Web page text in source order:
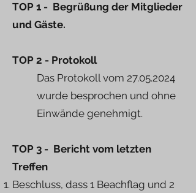
TOP 1 - Begrüßung der Mitglieder
und Gäste.
TOP 2 - Protokoll
Das Protokoll vom 27.05.2024
wurde besprochen und ohne
Einwände genehmigt.
TOP 3 - Bericht vom letzten
Treffen
Beschluss, dass 1 Beachflag und 2